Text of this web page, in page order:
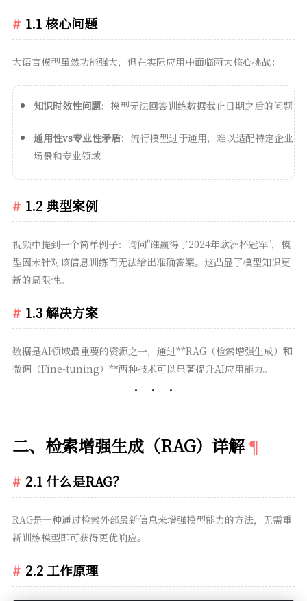
1.1 核心问题
大语言模型虽然功能强大，但在实际应用中面临两大核心挑战：
知识时效性问题：模型无法回答训练数据截止日期之后的问题
通用性vs专业性矛盾：流行模型过于通用，难以适配特定企业
场景和专业领域
1.2 典型案例
视频中提到一个简单例子：询问"谁赢得了2024年欧洲杯冠军"，模
型因未针对该信息训练而无法给出准确答案。这凸显了模型知识更
新的局限性。
1.3 解决方案
数据是AI领域最重要的资源之一，通过**RAG（检索增强生成） 和
微调（Fine-tuning）**两种技术可以显著提升AI应用能力。
二、检索增强生成（RAG）详解
2.1 什么是RAG？
RAG是一种通过检索外部最新信息来增强模型能力的方法，无需重
新训练模型即可获得更优响应。
2.2 工作原理